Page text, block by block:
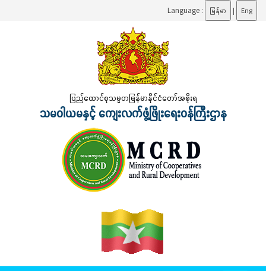
Language : မြန်မာ | Eng
ပြည်ထောင်စုသမ္မတမြန်မာနိုင်ငံတော်အစိုးရ
သမဝါယမနှင့် ကျေးလက်ဖွံ့ဖြိုးရေးဝန်ကြီးဌာန